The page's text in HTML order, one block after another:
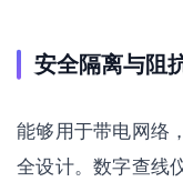
安全隔离与阻
能够用于带电网络
全设计。数字查线